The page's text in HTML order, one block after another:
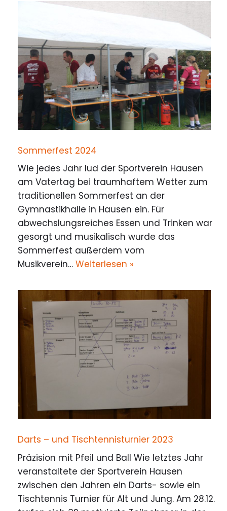
Sommerfest 2024
Wie jedes Jahr lud der Sportverein Hausen
am Vatertag bei traumhaftem Wetter zum
traditionellen Sommerfest an der
Gymnastikhalle in Hausen ein. Für
abwechslungsreiches Essen und Trinken war
gesorgt und musikalisch wurde das
Sommerfest außerdem vom
Musikverein… Weiterlesen »
Darts – und Tischtennisturnier 2023
Präzision mit Pfeil und Ball Wie letztes Jahr
veranstaltete der Sportverein Hausen
zwischen den Jahren ein Darts- sowie ein
Tischtennis Turnier für Alt und Jung. Am 28.12.